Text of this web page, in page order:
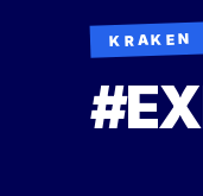
KRAKEN